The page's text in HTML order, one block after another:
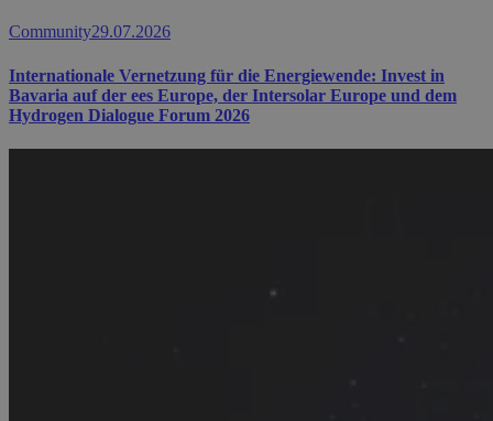
Community29.07.2026
Internationale Vernetzung für die Energiewende: Invest in
Bavaria auf der ees Europe, der Intersolar Europe und dem
Hydrogen Dialogue Forum 2026